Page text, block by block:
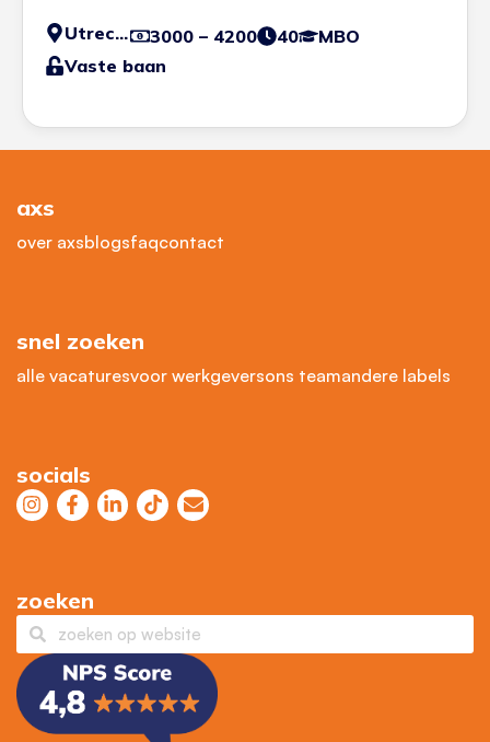
Utrecht 3000 – 4200 40
MBO
Vaste baan
axs
over axsblogsfaqcontact
snel zoeken
alle vacaturesvoor werkgeversons teamandere labels
socials
zoeken